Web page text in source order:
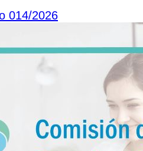
014/2026